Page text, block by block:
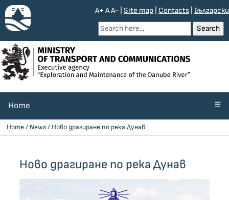
A+ AA- Site map Contacts Български
Home ☰
Home/ News/ Ново драгиране по река Дунав
Ново драгиране по река Дунав